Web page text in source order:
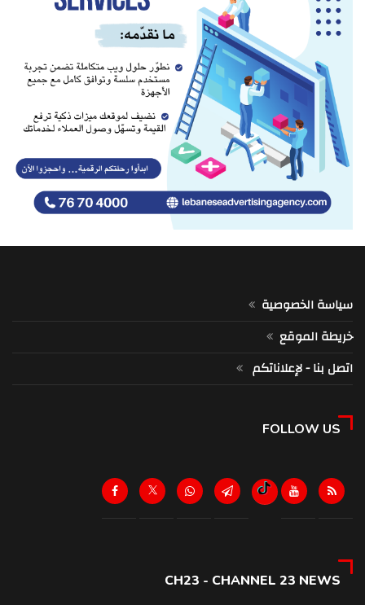
سياسة الخصوصية
خريطة الموقع
اتصل بنا - لإعلاناتكم
FOLLOW US
CH23 - CHANNEL 23 NEWS